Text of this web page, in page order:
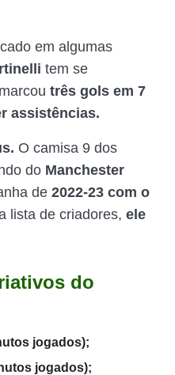
em algumas
tem se
três gols em 7
assistências.
O camisa 9 dos
do Manchester
de 2022-23 com o
lista de criadores, ele
do
jogados);
jogados);